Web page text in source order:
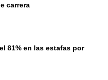
carrera
81% en las estafas por